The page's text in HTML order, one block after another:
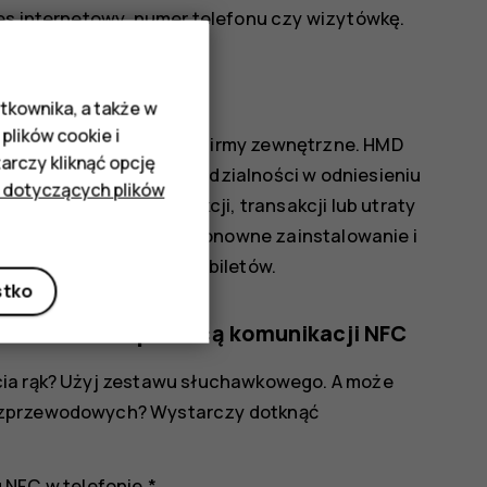
internetowy, numer telefonu czy wizytówkę.
dostarczane przez firmy zewnętrzne. HMD
żadnej odpowiedzialności w odniesieniu
zakresie wsparcia, funkcji, transakcji lub utraty
konieczne może być ponowne zainstalowanie i
do obsługi płatności i biletów.
za pomocą komunikacji NFC
rąk? Użyj zestawu słuchawkowego. A może
Wystarczy dotknąć
a także w
cookie i
kliknąć opcję
dotyczących plików